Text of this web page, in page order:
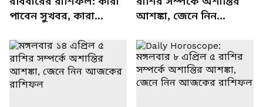
পাবেন সুখবর, কারা
বিশদে
আশঙ্কা, জেনে নিন